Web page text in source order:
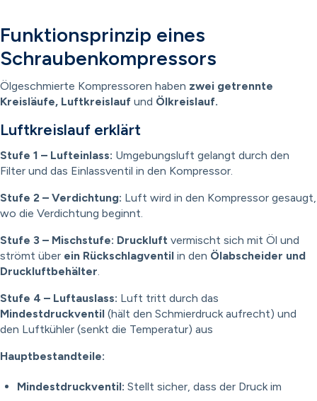
Funktionsprinzip eines
Schraubenkompressors
Ölgeschmierte Kompressoren haben zwei getrennte
Kreisläufe, Luftkreislauf und Ölkreislauf.
Luftkreislauf erklärt
Stufe 1 – Lufteinlass: Umgebungsluft gelangt durch den
Filter und das Einlassventil in den Kompressor.
Stufe 2 – Verdichtung: Luft wird in den Kompressor gesaugt,
wo die Verdichtung beginnt.
Stufe 3 – Mischstufe: Druckluft vermischt sich mit Öl und
strömt über ein Rückschlagventil in den Ölabscheider und
Druckluftbehälter.
Stufe 4 – Luftauslass: Luft tritt durch das
Mindestdruckventil (hält den Schmierdruck aufrecht) und
den Luftkühler (senkt die Temperatur) aus
Hauptbestandteile:
Mindestdruckventil: Stellt sicher, dass der Druck im